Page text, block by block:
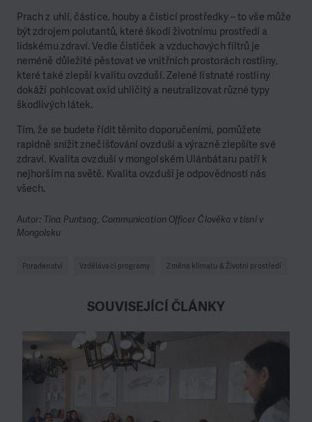
Prach z uhlí, částice, houby a čisticí prostředky – to vše může
být zdrojem polutantů, které škodí životnímu prostředí a
lidskému zdraví. Vedle čističek a vzduchových filtrů je
neméně důležité pěstovat ve vnitřních prostorách rostliny,
které také zlepší kvalitu ovzduší. Zelené listnaté rostliny
dokáží pohlcovat oxid uhličitý a neutralizovat různé typy
škodlivých látek.
Tím, že se budete řídit těmito doporučeními, pomůžete
rapidně snížit znečišťování ovzduší a výrazně zlepšíte své
zdraví. Kvalita ovzduší v mongolském Ulánbátaru patří k
nejhorším na světě. Kvalita ovzduší je odpovědností nás
všech.
Autor: Tina Puntsag, Communication Officer Člověka v tísní v
Mongolsku
Poradenství Vzdělávací programy Změna klimatu & Životní prostředí
SOUVISEJÍCÍ ČLÁNKY